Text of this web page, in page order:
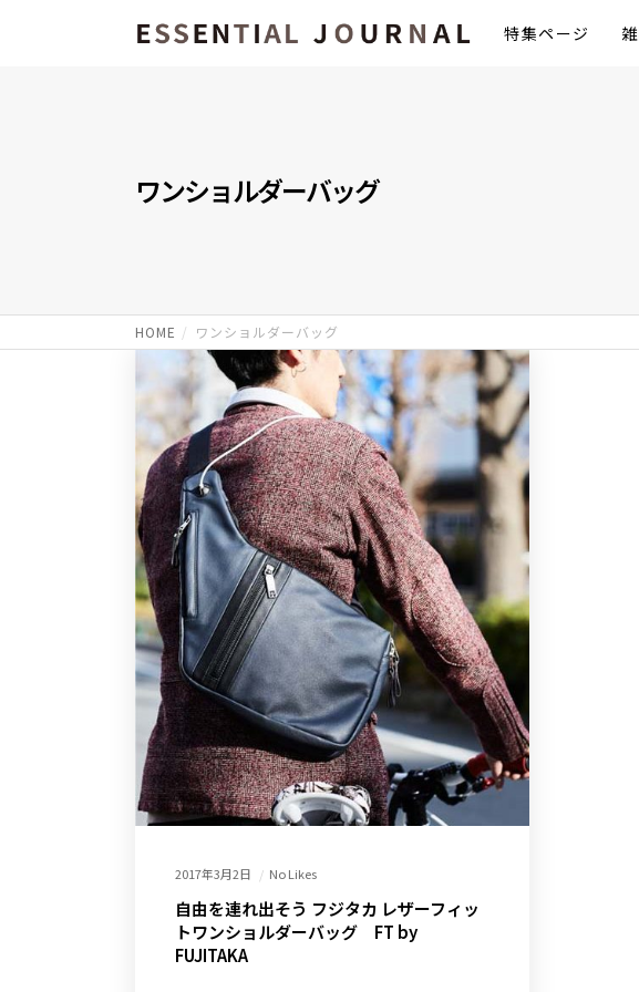
特集ページ
ワンショルダーバッグ
HOME ワンショルダーバッグ
2017年3月2日 No Likes
自由を連れ出そう フジタカ レザーフィッ
トワンショルダーバッグ FT by
FUJITAKA